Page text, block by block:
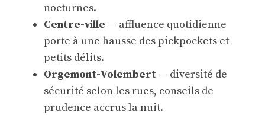
nocturnes.
Centre-ville — affluence quotidienne
porte à une hausse des pickpockets et
petits délits.
Orgemont-Volembert — diversité de
sécurité selon les rues, conseils de
prudence accrus la nuit.